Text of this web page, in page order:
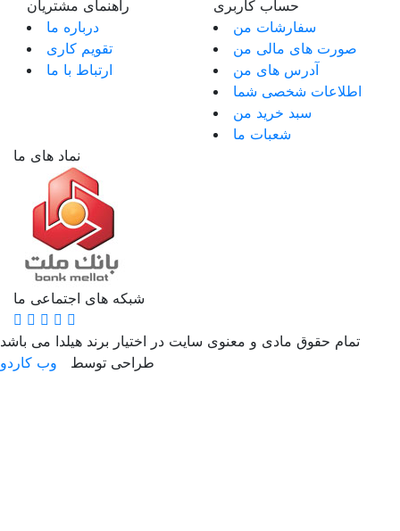
راهنمای مشتریان
درباره ما
تقویم کاری
ارتباط با ما
حساب کاربری
سفارشات من
صورت های مالی من
آدرس های من
اطلاعات شخصی شما
سبد خرید من
شعبات ما
نماد های ما
شبکه های اجتماعی ما
تمام حقوق مادی و معنوی سایت در اختیار برند هیلدا می باشد
طراحی توسط
وب کاردو